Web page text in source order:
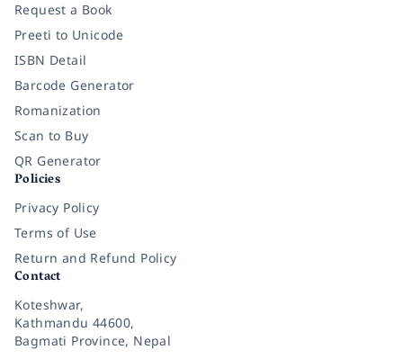
Request a Book
Preeti to Unicode
ISBN Detail
Barcode Generator
Romanization
Scan to Buy
QR Generator
Policies
Privacy Policy
Terms of Use
Return and Refund Policy
Contact
Koteshwar,
Kathmandu 44600,
Bagmati Province, Nepal